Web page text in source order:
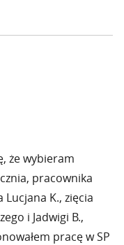
że wybieram
pracownika
K., zięcia
i Jadwigi B.,
pracę w SP